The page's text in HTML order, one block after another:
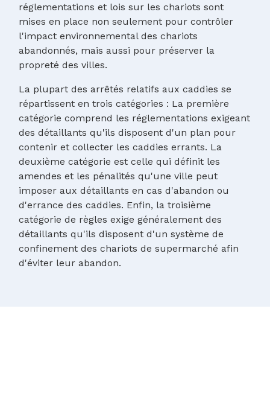
réglementations et lois sur les chariots sont
mises en place non seulement pour contrôler
l'impact environnemental des chariots
abandonnés, mais aussi pour préserver la
propreté des villes.
La plupart des arrêtés relatifs aux caddies se
répartissent en trois catégories : La première
catégorie comprend les réglementations exigeant
des détaillants qu'ils disposent d'un plan pour
contenir et collecter les caddies errants. La
deuxième catégorie est celle qui définit les
amendes et les pénalités qu'une ville peut
imposer aux détaillants en cas d'abandon ou
d'errance des caddies. Enfin, la troisième
catégorie de règles exige généralement des
détaillants qu'ils disposent d'un système de
confinement des chariots de supermarché afin
d'éviter leur abandon.